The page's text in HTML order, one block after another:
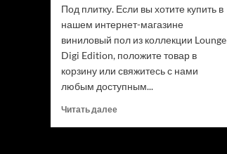
Под плитку. Если вы хотите купить в
нашем интернет-магазине
виниловый пол из коллекции Lounge
Digi Edition, положите товар в
корзину или свяжитесь с нами
любым доступным...
Читать далееПрочитать